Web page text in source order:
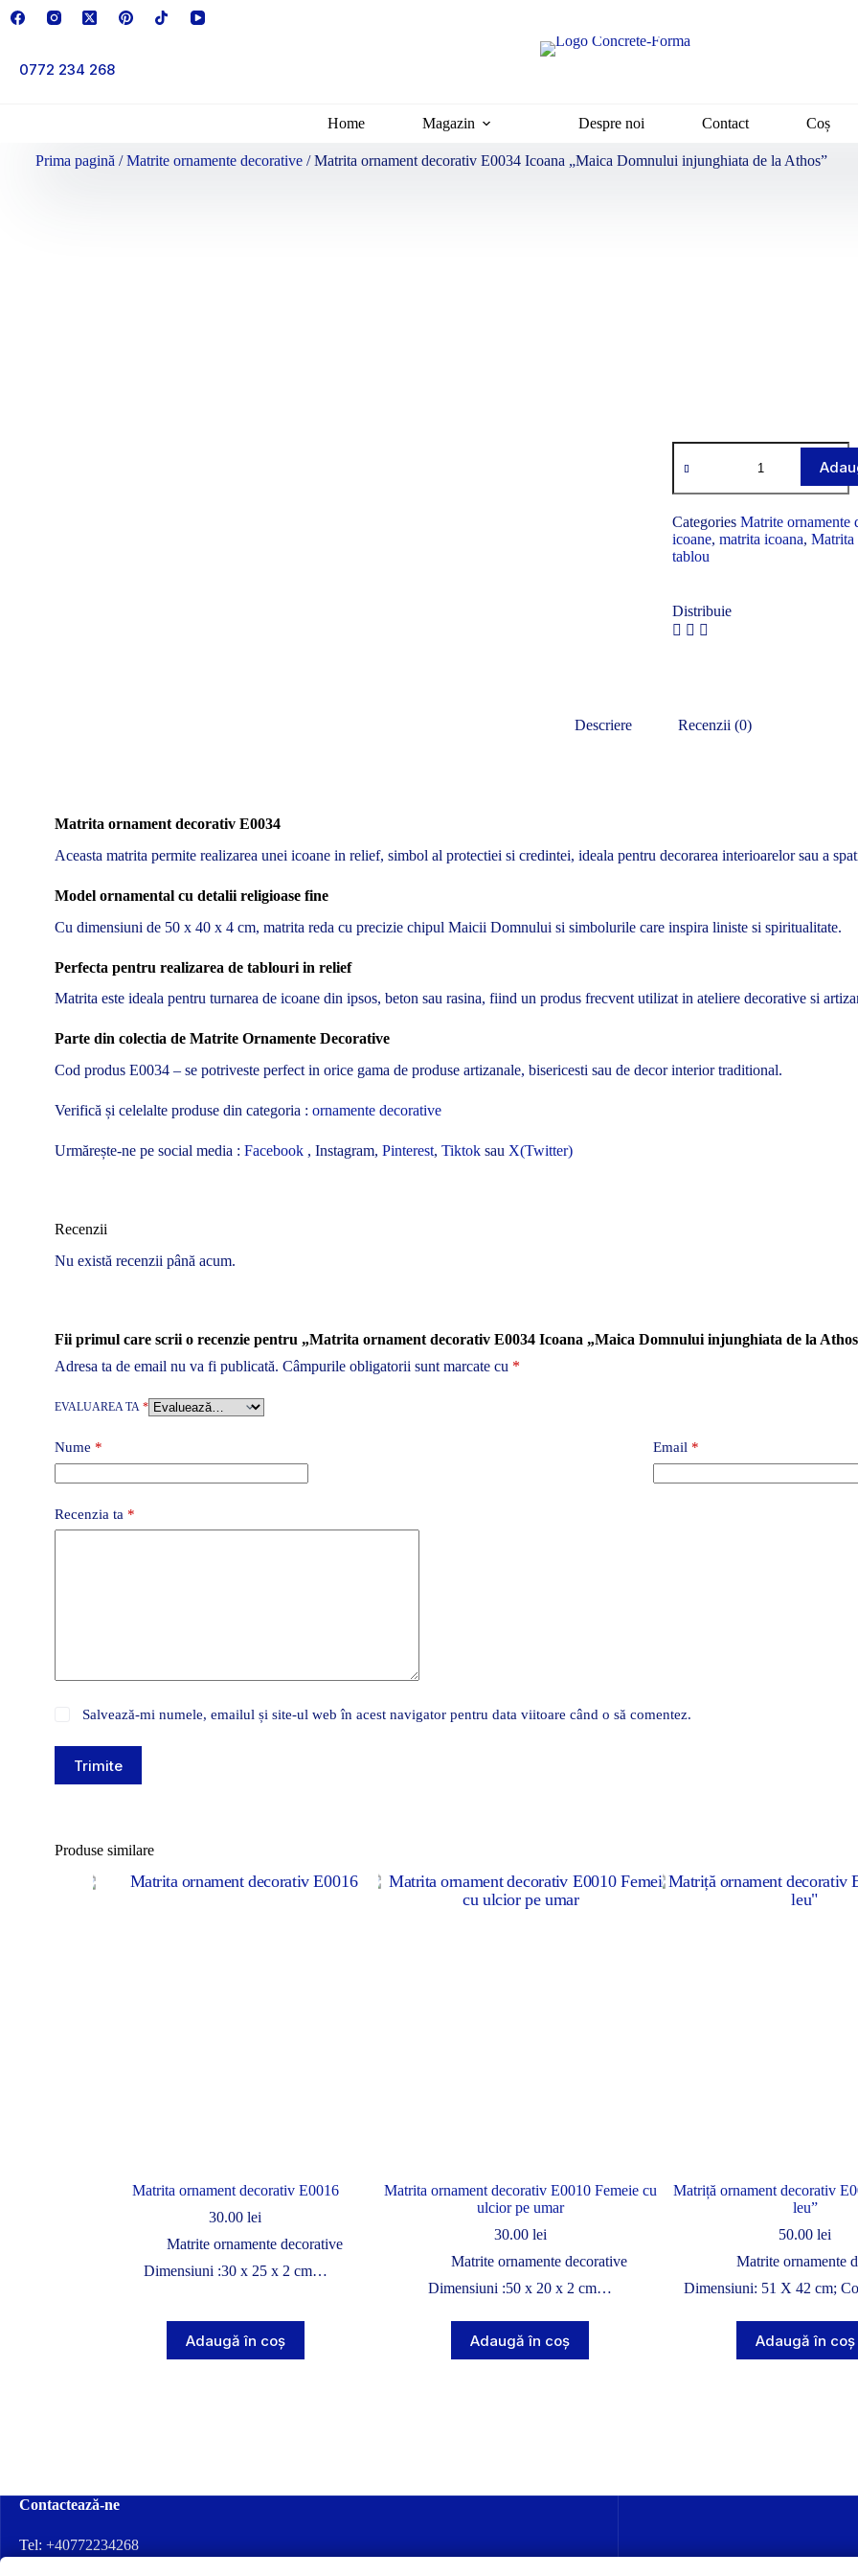
0772 234 268
Home Magazin Despre noi Contact Coș
Prima pagină /Matrite ornamente decorative / Matrita ornament decorativ E0034 Icoana „Maica Domnului injunghiata de la Athos”
Categories Matrite ornamente
icoane, matrita icoana, Matrita
tablou
Distribuie
Descriere Recenzii (0)
Matrita ornament decorativ E0034
Aceasta matrita permite realizarea unei icoane in relief, simbol al protectiei si credintei, ideala pentru decorarea interioarelor sau a
Model ornamental cu detalii religioase fine
Cu dimensiuni de 50 x 40 x 4 cm, matrita reda cu precizie chipul Maicii Domnului si simbolurile care inspira liniste si spiritualitate.
Perfecta pentru realizarea de tablouri in relief
Matrita este ideala pentru turnarea de icoane din ipsos, beton sau rasina, fiind un produs frecvent utilizat in ateliere decorative si
Parte din colectia de Matrite Ornamente Decorative
Cod produs E0034 – se potriveste perfect in orice gama de produse artizanale, bisericesti sau de decor interior traditional.
Verifică și celelalte produse din categoria : ornamente decorative
Urmărește-ne pe social media : Facebook , Instagram, Pinterest, Tiktok sau X(Twitter)
Recenzii
Nu există recenzii până acum.
Fii primul care scrii o recenzie pentru „Matrita ornament decorativ E0034 Icoana „Maica Domnului injunghiata de la
Adresa ta de email nu va fi publicată. Câmpurile obligatorii sunt marcate cu *
EVALUAREA TA *
Nume * Email *
Recenzia ta *
Salvează-mi numele, emailul și site-ul web în acest navigator pentru data viitoare când o să comentez.
Trimite
Produse similare
Matrita ornament decorativ E0016
30.00lei
Matrite ornamente decorative
Dimensiuni :30 x 25 x 2 cm…
Adaugă în coș
Matrita ornament decorativ E0010 Femeie cu
ulcior pe umar
30.00 lei
Matrite ornamente decorative
Dimensiuni :50 x 20 x 2 cm…
Adaugă în coș
Matriță ornament decorativ
leu”
50.00lei
Matrite ornamente
Dimensiuni: 51 X 42 cm;
Adaugă în coș
Contactează-ne
Tel: +40772234268